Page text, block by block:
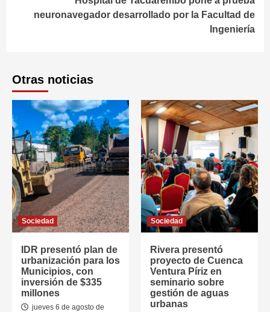
neuronavegador desarrollado por la Facultad de
Ingeniería
Otras noticias
Sociedad
IDR presentó plan de
urbanización para los
Municipios, con
inversión de $335
millones
jueves 6 de agosto de
Sociedad
Rivera presentó
proyecto de Cuenca
Ventura Píriz en
seminario sobre
gestión de aguas
urbanas